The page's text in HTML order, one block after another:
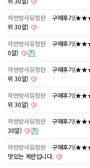
자연방사유정란
구매후기
위 30알)
자연방사유정란
구매후기
0알)
자연방사유정란
구매후기
위 30알)
자연방사유정란
구매후기
위 30알)
자연방사유정란
구매후기
30알)
자연방사유정란
구매후기
맛있는 계란입니다.